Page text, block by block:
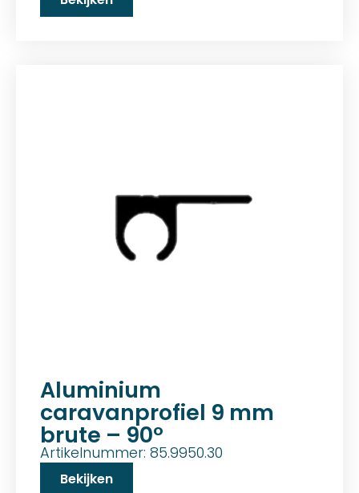
Aluminium
caravanprofiel 9 mm
brute – 90°
Artikelnummer: 85.9950.30
Bekijken